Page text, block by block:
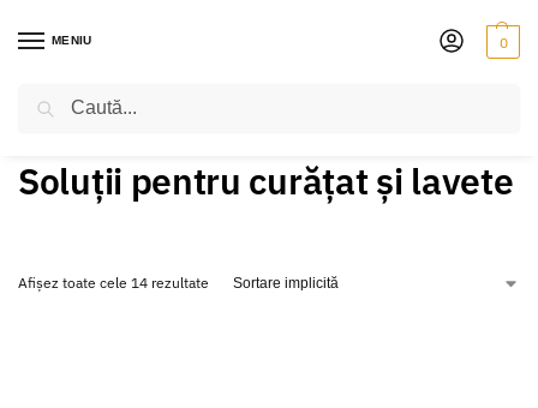
MENIU 0
Soluții pentru curățat și lavete
Afișez toate cele 14 rezultate